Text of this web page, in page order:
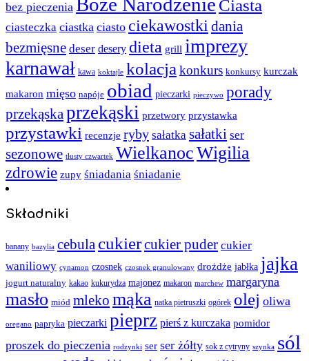
bez pieczenia Ciasta
ciasteczka ciastka ciasto ciekawostki dania
bezmięsne deser desery dieta grill imprezy
karnawał kawa koktajle kolacja konkurs konkursy kurczak
makaron mięso napóje obiad pieczarki pieczywo porady
przekąska przekąski przetwory przystawka
przystawki recenzje ryby sałatka sałatki ser
sezonowe tłusty czwartek WielkanocWigilia
zdrowie zupy śniadania śniadanie
Składniki
banany bazylia cebula cukiercukier puder cukier
waniliowy cynamon czosnek czosnek granulowany drożdże jabłka jajka
jogurt naturalny kakao kukurydza majonez makaron marchew margaryna
masło miód mleko mąka natka pietruszki ogórek olej oliwa
oregano papryka pieczarki pieprz pierś z kurczaka pomidor
proszek do pieczenia rodzynki ser ser żółty sok z cytryny szynka sól